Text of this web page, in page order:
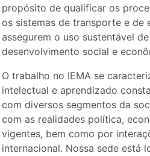
propósito de qualificar os
os sistemas de transporte e de
assegurem o uso sustentável
desenvolvimento social e
O trabalho no IEMA se
intelectual e aprendizado
com diversos segmentos da
com as realidades política,
vigentes, bem como por
internacional. Nossa sede está